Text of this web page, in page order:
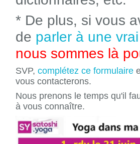
* De plus, si vous
de parler à une
nous sommes là
SVP, complétez ce formulaire
vous contacterons.
Nous prenons le temps qu'il
à vous connaître.